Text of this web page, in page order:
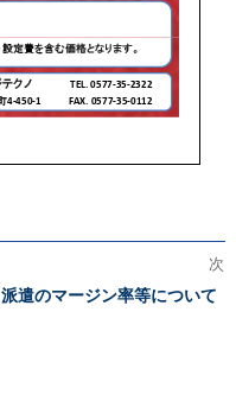
次
派遣のマージン率等について